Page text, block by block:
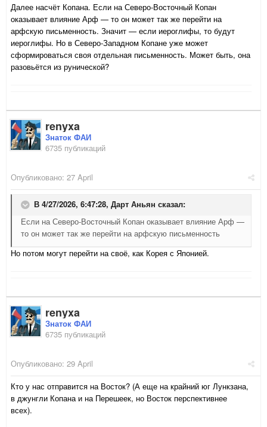
Далее насчёт Копана. Если на Северо-Восточный Копан
оказывает влияние Арф — то он может так же перейти на
арфскую письменность. Значит — если иероглифы, то будут
иероглифы. Но в Северо-Западном Копане уже может
сформироваться своя отдельная письменность. Может быть, она
разовьётся из рунической?
renyxa
Знаток ФАИ
6735 публикаций
Опубликовано: 27 April
В 4/27/2026, 6:47:28, Дарт Аньян сказал:
Если на Северо-Восточный Копан оказывает влияние Арф —
то он может так же перейти на арфскую письменность
Но потом могут перейти на своё, как Корея с Японией.
renyxa
Знаток ФАИ
6735 публикаций
Опубликовано: 29 April
Кто у нас отправится на Восток? (А еще на крайний юг Лункзана,
в джунгли Копана и на Перешеек, но Восток перспективнее
всех).